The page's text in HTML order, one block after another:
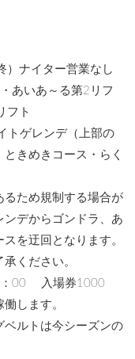
ナイター営業なし
あいあ～る第2リフ
フト
トゲレンデ（上部の
きめきコース・らく
ため規制する場合が
デからゴンドラ、あ
を迂回となります。
ください。
00 入場券1000
します。
ベルトは今シーズンの